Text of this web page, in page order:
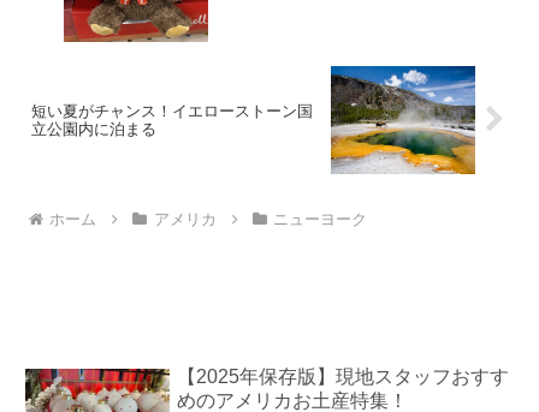
短い夏がチャンス！イエローストーン国
立公園内に泊まる
ホーム アメリカ ニューヨーク
【2025年保存版】現地スタッフおすす
めのアメリカお土産特集！